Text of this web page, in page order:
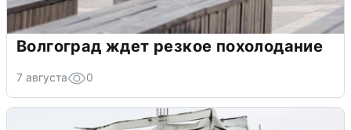
Волгоград ждет резкое похолодание
7 августа 0